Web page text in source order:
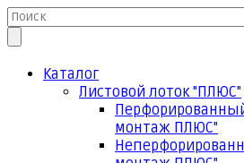
Каталог
Листовой лоток "ПЛЮС"
монтаж ПЛЮС"